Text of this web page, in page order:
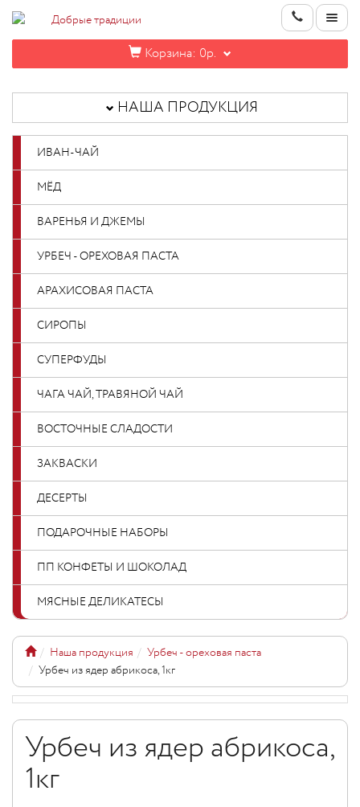
Корзина: 0р.
ИНФОРМАЦИЯ
КОНТАКТЫ
НОВИНКИ
ОПТОВИКАМ
НАША ПРОДУКЦИЯ
ИВАН-ЧАЙ
МЁД
ВАРЕНЬЯ И ДЖЕМЫ
УРБЕЧ - ОРЕХОВАЯ ПАСТА
АРАХИСОВАЯ ПАСТА
СИРОПЫ
СУПЕРФУДЫ
ЧАГА ЧАЙ, ТРАВЯНОЙ ЧАЙ
ВОСТОЧНЫЕ СЛАДОСТИ
ЗАКВАСКИ
ДЕСЕРТЫ
ПОДАРОЧНЫЕ НАБОРЫ
ПП КОНФЕТЫ И ШОКОЛАД
МЯСНЫЕ ДЕЛИКАТЕСЫ
Наша продукция
Урбеч - ореховая паста
Урбеч из ядер абрикоса, 1кг
Урбеч из ядер абрикоса,
1кг